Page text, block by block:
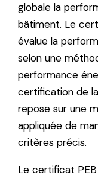
globale la
bâtiment. Le
évalue la
selon une
performance
certification de
repose sur une
appliquée de
critères précis.
Le certificat